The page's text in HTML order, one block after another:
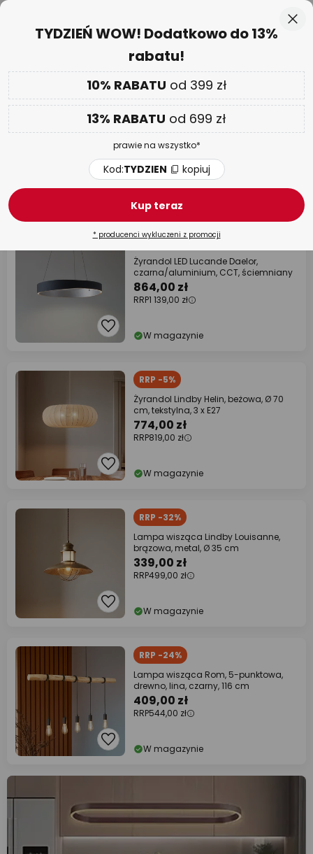
Przejdź
00 D 08 G 32 M 05 S
DODATKOWOnawet do 13% RABATU!
Kod:TYDZIEN kopiuj
TYDZIEŃ WOW| do -70%
Lampy wiszące do salonu
8808 artykułów
RRP -24%
Żyrandol LED Lucande Daelor,
czarna/aluminium, CCT, ściemniany
864,00 zł
RRP1 139,00 zł
W magazynie
RRP -5%
Żyrandol Lindby Helin, beżowa, Ø 70
cm, tekstylna, 3 x E27
774,00 zł
RRP819,00 zł
W magazynie
RRP -32%
Lampa wisząca Lindby Louisanne,
brązowa, metal, Ø 35 cm
339,00 zł
RRP499,00 zł
W magazynie
RRP -24%
Lampa wisząca Rom, 5-punktowa,
drewno, lina, czarny, 116 cm
409,00 zł
RRP544,00 zł
W magazynie
TYDZIEŃ WOW! Dodatkowo do 13%
rabatu!
10% RABATU od 399 zł
13% RABATU od 699 zł
prawie na wszystko*
Kod:TYDZIEN kopiuj
Kup teraz
* producenci wykluczeni z promocji